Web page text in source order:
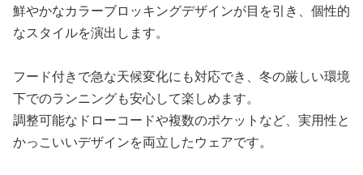
鮮やかなカラーブロッキングデザインが目を引き、個性的
なスタイルを演出します。
フード付きで急な天候変化にも対応でき、冬の厳しい環境
下でのランニングも安心して楽しめます。
調整可能なドローコードや複数のポケットなど、実用性と
かっこいいデザインを両立したウェアです。